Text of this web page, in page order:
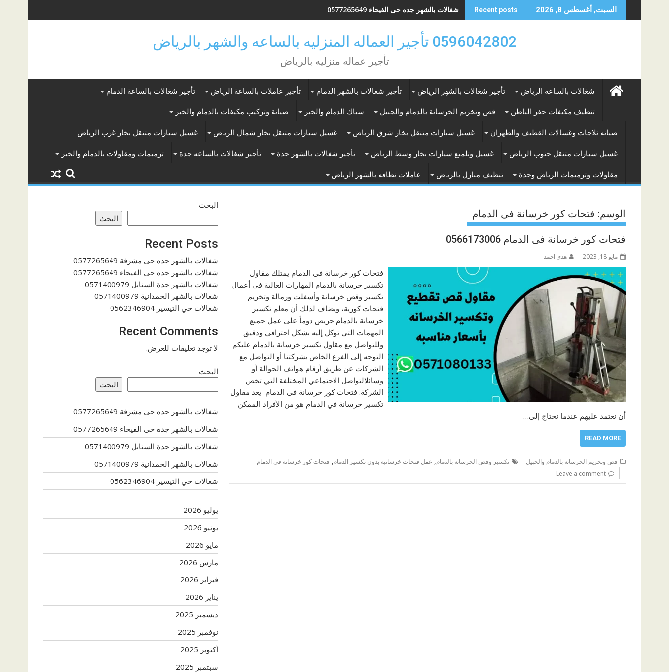
to
السبت, أغسطس 8, 2026 Recent posts شغالات بالشهر جده حى الفيحاء 0577265649
0596042802 تأجير العماله المنزليه بالساعه والشهر بالرياض
تأجير عماله منزليه بالرياض
شغالات بالساعه الرياض تأجير شغالات بالشهر الرياض تأجير شغالات بالشهر الدمام تأجير عاملات بالساعة الرياض تأجير شغالات بالساعة الدمام
تنظيف مكيفات حفر الباطن قص وتخريم الخرسانة بالدمام والجبيل سباك الدمام والخبر صيانة وتركيب مكيفات بالدمام والخبر
صيانه ثلاجات وغسالات القطيف والظهران غسيل سيارات متنقل بخار شرق الرياض غسيل سيارات متنقل بخار شمال الرياض غسيل سيارات متنقل بخار غرب الرياض
غسيل سيارات متنقل جنوب الرياض غسيل وتلميع سيارات بخار وسط الرياض تأجير شغالات بالشهر جدة تأجير شغالات بالساعه جدة ترميمات ومقاولات بالدمام والخبر
مقاولات وترميمات الرياض وجدة تنظيف منازل بالرياض عاملات نظافه بالشهر الرياض
الوسم: فتحات كور خرسانة فى الدمام
فتحات كور خرسانة فى الدمام 0566173006
مايو 18, 2023 هدى احمد
فتحات كور خرسانة فى الدمام يمتلك مقاول
تكسير خرسانة بالدمام المهارات العالية في أعمال
تكسير وقص خرسانة وأسفلت ورمالة وتخريم
فتحات كورية، ويضاف لذلك أن معلم تكسير
خرسانة بالدمام حريص دوماً على عمل جميع
المهمات التي توكل إليه بشكل احترافي ودقيق
وللتواصل مع مقاول تكسير خرسانة بالدمام عليكم
التوجه إلى الفرع الخاص بشركتنا أو التواصل مع
الشركات عن طريق أرقام هواتف الجوالة أو
وسائلالتواصل الاجتماعي المختلفة التي تخص
الشركة. فتحات كور خرسانة فى الدمام يعد مقاول
تكسير خرسانة في الدمام هو من الأفراد الممكن
أن نعتمد عليهم عندما نحتاج إلى…
READ MORE
قص وتخريم الخرسانة بالدمام والجبيل تكسير وقص الخرسانة بالدمام, عمل فتحات خرسانية بدون تكسير الدمام, فتحات كور خرسانة فى الدمام
Leave a comment
البحث
البحث
Recent Posts
شغالات بالشهر جده حى مشرفة 0577265649
شغالات بالشهر جده حى الفيحاء 0577265649
شغالات بالشهر جدة السنابل 0571400979
شغالات بالشهر الحمدانية 0571400979
شغالات حي التيسير 0562346904
Recent Comments
لا توجد تعليقات للعرض.
البحث
البحث
شغالات بالشهر جده حى مشرفة 0577265649
شغالات بالشهر جده حى الفيحاء 0577265649
شغالات بالشهر جدة السنابل 0571400979
شغالات بالشهر الحمدانية 0571400979
شغالات حي التيسير 0562346904
يوليو 2026
يونيو 2026
مايو 2026
مارس 2026
فبراير 2026
يناير 2026
ديسمبر 2025
نوفمبر 2025
أكتوبر 2025
سبتمبر 2025